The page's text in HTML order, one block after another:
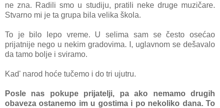
ne zna. Radili smo u studiju, pratili neke druge muzičare.
Stvarno mi je ta grupa bila velika škola.
To je bilo lepo vreme. U selima sam se često osećao
prijatnije nego u nekim gradovima. I, uglavnom se dešavalo
da tamo bolje i sviramo.
Kad' narod hoće tučemo i do tri ujutru.
Posle nas pokupe prijatelji, pa ako nemamo drugih
obaveza ostanemo im u gostima i po nekoliko dana. To